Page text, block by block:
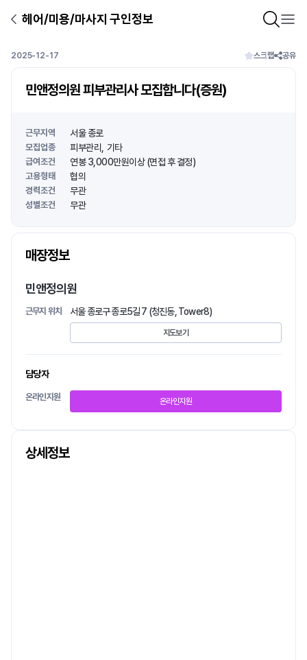
헤어/미용/마사지 구인정보
2025-12-17 스크랩 공유
민앤정의원 피부관리사 모집합니다(증원)
근무지역 서울 종로
모집업종 피부관리 기타
급여조건 연봉 3,000만원이상 (면접 후 결정)
고용형태 협의
경력조건 무관
성별조건 무관
매장정보
민앤정의원
근무지 위치 서울 종로구 종로5길 7 (청진동, Tower8)
지도보기
담당자
온라인지원 온라인지원
상세정보